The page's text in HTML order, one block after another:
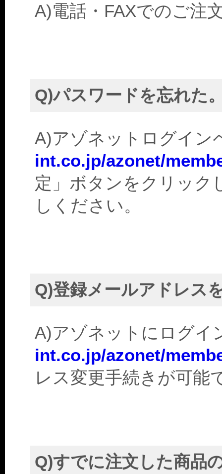
A)電話・FAXでのご注
Q)パスワードを忘れた
A)アゾネットログイン
int.co.jp/azonet/
定」ボタンをクリック
しください。
Q)登録メールアドレス
A)アゾネットにログイ
int.co.jp/azonet/
レス変更手続きが可能
Q)すでに注文した商品